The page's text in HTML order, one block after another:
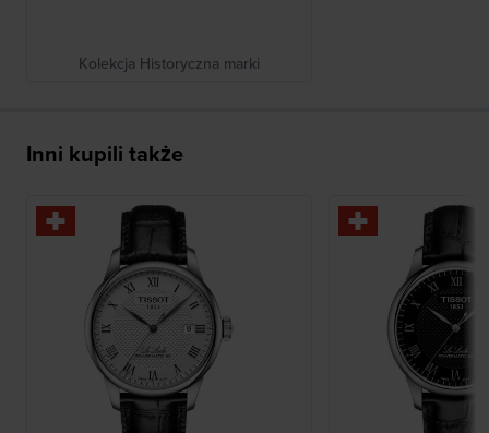
Kolekcja Historyczna marki
Inni kupili także